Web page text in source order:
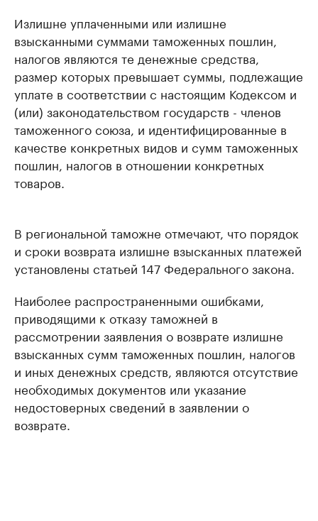
Излишне уплаченными или излишне
взысканными суммами таможенных пошлин,
налогов являются те денежные средства,
размер которых превышает суммы, подлежащие
уплате в соответствии с настоящим Кодексом и
(или) законодательством государств - членов
таможенного союза, и идентифицированные в
качестве конкретных видов и сумм таможенных
пошлин, налогов в отношении конкретных
товаров.
В региональной таможне отмечают, что порядок
и сроки возврата излишне взысканных платежей
установлены статьей 147 Федерального закона.
Наиболее распространенными ошибками,
приводящими к отказу таможней в
рассмотрении заявления о возврате излишне
взысканных сумм таможенных пошлин, налогов
и иных денежных средств, являются отсутствие
необходимых документов или указание
недостоверных сведений в заявлении о
возврате.